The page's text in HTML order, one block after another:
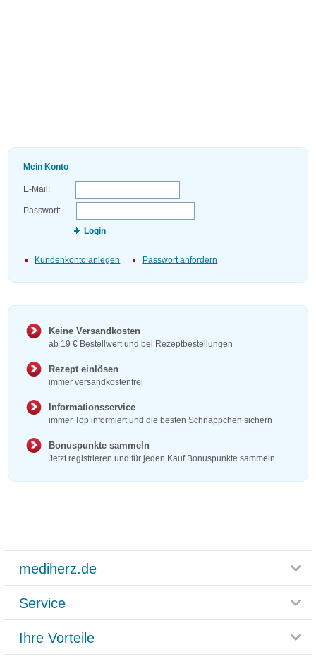
Mein Konto
E-Mail:
Passwort:
Login
Kundenkonto anlegen Passwort anfordern
Keine Versandkosten
ab 19 € Bestellwert und bei Rezeptbestellungen
Rezept einlösen
immer versandkostenfrei
Informationsservice
immer Top informiert und die besten Schnäppchen sichern
Bonuspunkte sammeln
Jetzt registrieren und für jeden Kauf Bonuspunkte sammeln
mediherz.de
Glossar
Häufig gestellte Fragen
Service
Rücksendemöglichkeit
Ihre Vorteile